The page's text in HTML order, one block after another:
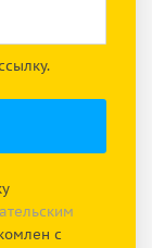
с